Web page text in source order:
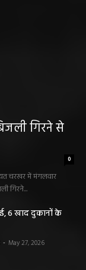
गिरने से
0
चरखर में मंगलवार
गिरने...
6 खाद दुकानों के
- May 27, 2026